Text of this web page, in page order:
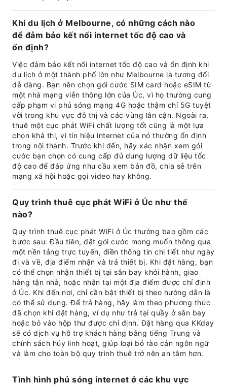
Khi du lịch ở Melbourne, có những cách nào
để đảm bảo kết nối internet tốc độ cao và
ổn định?
Việc đảm bảo kết nối internet tốc độ cao và ổn định khi
du lịch ở một thành phố lớn như Melbourne là tương đối
dễ dàng. Bạn nên chọn gói cước SIM card hoặc eSIM từ
một nhà mạng viễn thông lớn của Úc, vì họ thường cung
cấp phạm vi phủ sóng mạng 4G hoặc thậm chí 5G tuyệt
vời trong khu vực đô thị và các vùng lân cận. Ngoài ra,
thuê một cục phát WiFi chất lượng tốt cũng là một lựa
chọn khả thi, vì tín hiệu internet của nó thường ổn định
trong nội thành. Trước khi đến, hãy xác nhận xem gói
cước bạn chọn có cung cấp đủ dung lượng dữ liệu tốc
độ cao để đáp ứng nhu cầu xem bản đồ, chia sẻ trên
mạng xã hội hoặc gọi video hay không.
Quy trình thuê cục phát WiFi ở Úc như thế
nào?
Quy trình thuê cục phát WiFi ở Úc thường bao gồm các
bước sau: Đầu tiên, đặt gói cước mong muốn thông qua
một nền tảng trực tuyến, điền thông tin chi tiết như ngày
đi và về, địa điểm nhận và trả thiết bị. Khi đặt hàng, bạn
có thể chọn nhận thiết bị tại sân bay khởi hành, giao
hàng tận nhà, hoặc nhận tại một địa điểm được chỉ định
ở Úc. Khi đến nơi, chỉ cần bật thiết bị theo hướng dẫn là
có thể sử dụng. Để trả hàng, hãy làm theo phương thức
đã chọn khi đặt hàng, ví dụ như trả tại quầy ở sân bay
hoặc bỏ vào hộp thư được chỉ định. Đặt hàng qua KKday
sẽ có dịch vụ hỗ trợ khách hàng bằng tiếng Trung và
chính sách hủy linh hoạt, giúp loại bỏ rào cản ngôn ngữ
và làm cho toàn bộ quy trình thuê trở nên an tâm hơn.
Tình hình phủ sóng internet ở các khu vực